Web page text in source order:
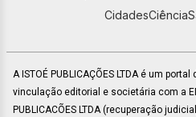
CidadesCiência
A ISTOÉ PUBLICAÇÕES LTDA é um
vinculação editorial e societária com a
PUBLICACÕES LTDA (recuperação